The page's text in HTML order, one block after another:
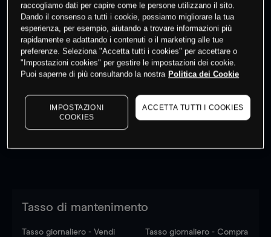
Fai trading
Log into see latest market data
Tasso di mantenimento
Tasso giornaliero - Vendi Tasso giornaliero - Compra
raccogliamo dati per capire come le persone utilizzano il sito.
Dando il consenso a tutti i cookie, possiamo migliorare la tua
esperienza, per esempio, aiutando a trovare informazioni più
rapidamente e adattando i contenuti o il marketing alle tue
preferenze. Seleziona "Accetta tutti i cookies" per accettare o
"Impostazioni cookies" per gestire le impostazioni dei cookie.
Puoi saperne di più consultando la nostra Politica dei Cookie
IMPOSTAZIONI
COOKIES
ACCETTA TUTTI I COOKIES